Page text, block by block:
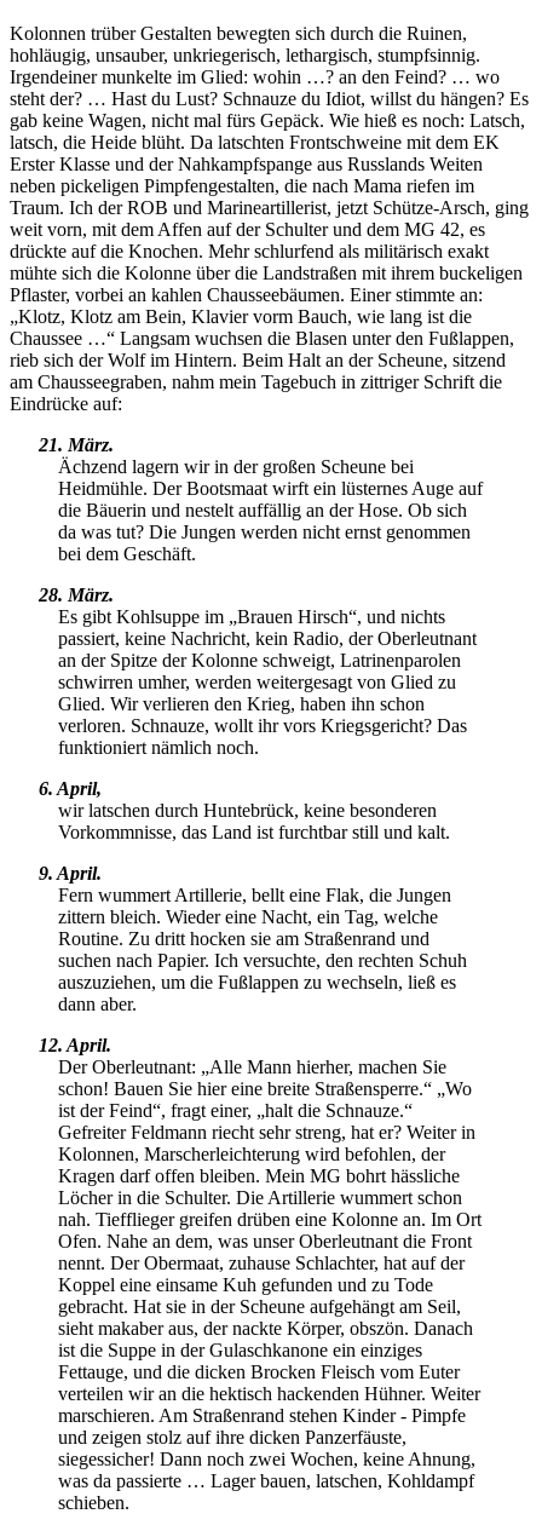
Kolonnen trüber Gestalten bewegten sich durch die Ruinen,
hohläugig, unsauber, unkriegerisch, lethargisch, stumpfsinnig.
Irgendeiner munkelte im Glied: wohin …? an den Feind? … wo
steht der? … Hast du Lust? Schnauze du Idiot, willst du hängen? Es
gab keine Wagen, nicht mal fürs Gepäck. Wie hieß es noch: Latsch,
latsch, die Heide blüht. Da latschten Frontschweine mit dem EK
Erster Klasse und der Nahkampfspange aus Russlands Weiten
neben pickeligen Pimpfengestalten, die nach Mama riefen im
Traum. Ich der ROB und Marineartillerist, jetzt Schütze-Arsch, ging
weit vorn, mit dem Affen auf der Schulter und dem MG 42, es
drückte auf die Knochen. Mehr schlurfend als militärisch exakt
mühte sich die Kolonne über die Landstraßen mit ihrem buckeligen
Pflaster, vorbei an kahlen Chausseebäumen. Einer stimmte an:
Klotz, Klotz am Bein, Klavier vorm Bauch, wie lang ist die
Chaussee …
Langsam wuchsen die Blasen unter den Fußlappen,
rieb sich der Wolf im Hintern. Beim Halt an der Scheune, sitzend
am Chausseegraben, nahm mein Tagebuch in zittriger Schrift die
Eindrücke auf:
21. März.
Ächzend lagern wir in der großen Scheune bei
Heidmühle. Der Bootsmaat wirft ein lüsternes Auge auf
die Bäuerin und nestelt auffällig an der Hose. Ob sich
da was tut? Die Jungen werden nicht ernst genommen
bei dem Geschäft.
28. März.
Es gibt Kohlsuppe im
Brauen Hirsch , und nichts
passiert, keine Nachricht, kein Radio, der Oberleutnant
an der Spitze der Kolonne schweigt, Latrinenparolen
schwirren umher, werden weitergesagt von Glied zu
Glied. Wir verlieren den Krieg, haben ihn schon
verloren. Schnauze, wollt ihr vors Kriegsgericht? Das
funktioniert nämlich noch.
6. April,
wir latschen durch Huntebrück, keine besonderen
Vorkommnisse, das Land ist furchtbar still und kalt.
9. April.
Fern wummert Artillerie, bellt eine Flak, die Jungen
zittern bleich. Wieder eine Nacht, ein Tag, welche
Routine. Zu dritt hocken sie am Straßenrand und
suchen nach Papier. Ich versuchte, den rechten Schuh
auszuziehen, um die Fußlappen zu wechseln, ließ es
dann aber.
12. April.
Der Oberleutnant:
Alle Mann hierher, machen Sie
schon! Bauen Sie hier eine breite Straßensperre.
Wo
ist der Feind , fragt einer,
halt die Schnauze.
Gefreiter Feldmann riecht sehr streng, hat er? Weiter in
Kolonnen, Marscherleichterung wird befohlen, der
Kragen darf offen bleiben. Mein MG bohrt hässliche
Löcher in die Schulter. Die Artillerie wummert schon
nah. Tiefflieger greifen drüben eine Kolonne an. Im Ort
Ofen. Nahe an dem, was unser Oberleutnant die Front
nennt. Der Obermaat, zuhause Schlachter, hat auf der
Koppel eine einsame Kuh gefunden und zu Tode
gebracht. Hat sie in der Scheune aufgehängt am Seil,
sieht makaber aus, der nackte Körper, obszön. Danach
ist die Suppe in der Gulaschkanone ein einziges
Fettauge, und die dicken Brocken Fleisch vom Euter
verteilen wir an die hektisch hackenden Hühner. Weiter
marschieren. Am Straßenrand stehen Kinder - Pimpfe
und zeigen stolz auf ihre dicken Panzerfäuste,
siegessicher! Dann noch zwei Wochen, keine Ahnung,
was da passierte … Lager bauen, latschen, Kohldampf
schieben.